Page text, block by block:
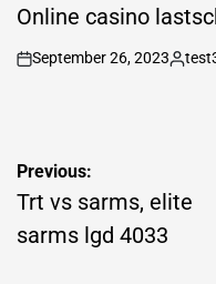
IN
Online casino
on
September 26, 2023
Posted
Post
navigation
Previous:
Trt vs sarms, elite
sarms lgd 4033